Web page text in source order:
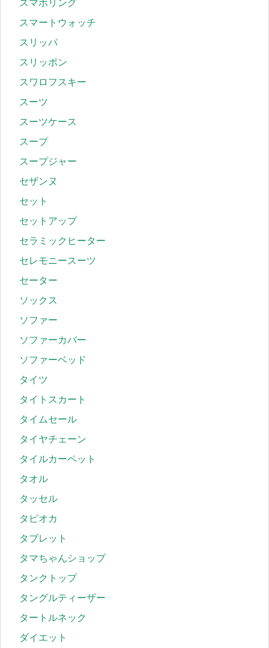
スマホリング
スマートウォッチ
スリッパ
スリッポン
スワロフスキー
スーツ
スーツケース
スープ
スープジャー
セザンヌ
セット
セットアップ
セラミックヒーター
セレモニースーツ
セーター
ソックス
ソファー
ソファーカバー
ソファーベッド
タイツ
タイトスカート
タイムセール
タイヤチェーン
タイルカーペット
タオル
タッセル
タピオカ
タブレット
タマちゃんショップ
タンクトップ
タングルティーザー
タートルネック
ダイエット